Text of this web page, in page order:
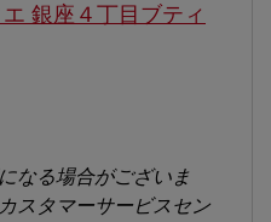
銀座４丁目ブティ
なる場合がございま
スタマーサービスセン